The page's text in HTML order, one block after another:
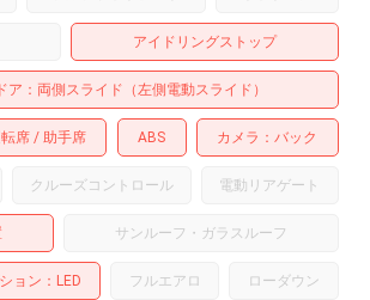
アイドリングストップ
ア 両側スライド（左側電動スライド）
席 助手席 ABS カメラ バック
クルーズコントロール 電動リアゲート
サンルーフ・ガラスルーフ
ョン LED フルエアロ ローダウン